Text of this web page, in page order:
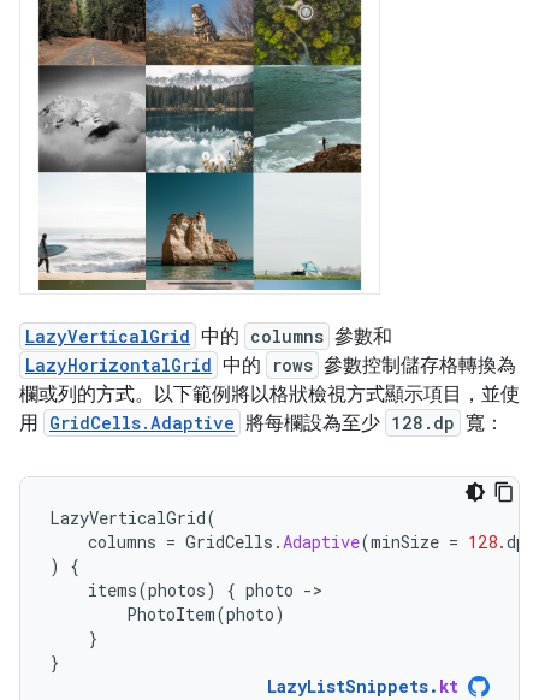
LazyVerticalGrid 中的 columns 參數和
LazyHorizontalGrid 中的 rows 參數控制儲存格轉換為
欄或列的方式。以下範例將以格狀檢視方式顯示項目，並使
用 GridCells.Adaptive 將每欄設為至少 128.dp 寬：
LazyVerticalGrid(
columns = GridCells .Adaptive(minSize = 128.dp
)
{
items(photos) { photo -
PhotoItem(photo)
}
}
LazyListSnippets. kt